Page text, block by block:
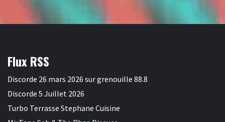
Flux RSS
Discorde 26 mars 2026 sur grenouille 88.8
Discorde 5 Juillet 2026
Turbo Terrasse Stephane Cuisine